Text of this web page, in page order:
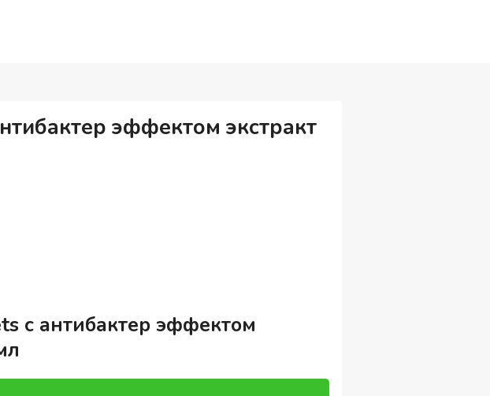
эффектом экстракт
с антибактер эффектом